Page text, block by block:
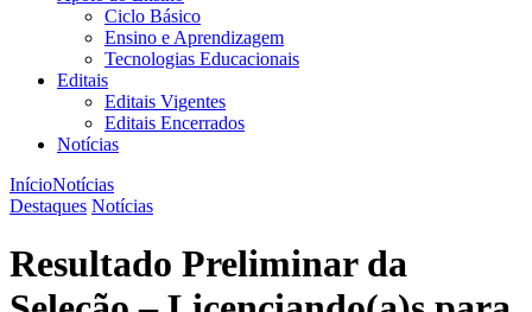
Ciclo Básico
Ensino e Aprendizagem
Tecnologias Educacionais
Editais
Editais Vigentes
Editais Encerrados
Notícias
InícioNotícias
Destaques Notícias
Resultado Preliminar da